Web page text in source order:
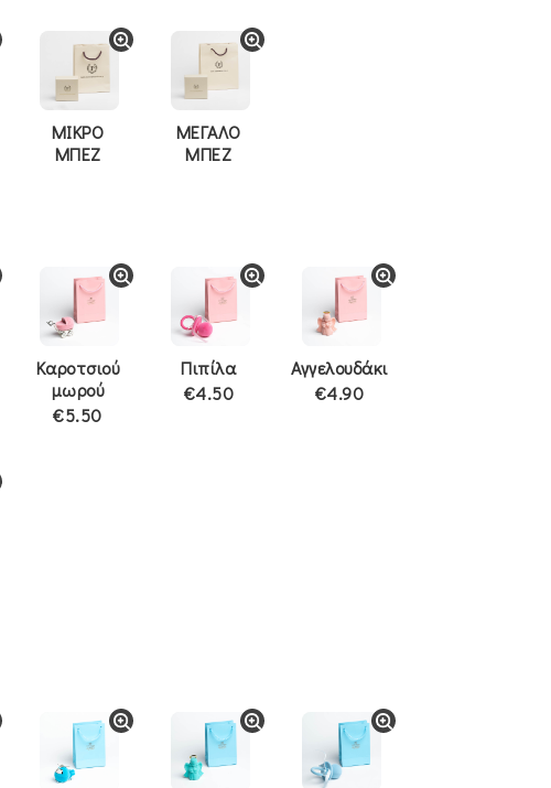
ΜΙΚΡΟ
ΜΠΕΖ
ΜΕΓΑΛΟ
ΜΠΕΖ
Καροτσιού
μωρού
€5.50
Πιπίλα
€4.50
Αγγελουδάκι
€4.90